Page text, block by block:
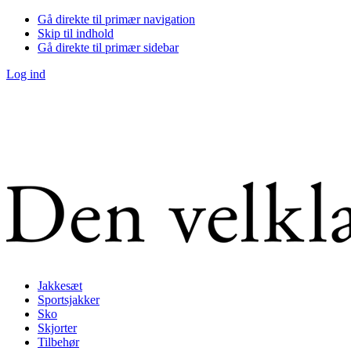
Gå direkte til primær navigation
Skip til indhold
Gå direkte til primær sidebar
Log ind
Jakkesæt
Sportsjakker
Sko
Skjorter
Tilbehør